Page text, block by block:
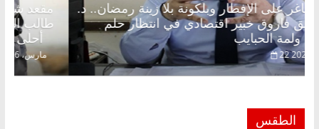
مقعد شاغر على الإفطار وبلكونة بلا زينة رمضان.. د.
عبدالخالق فاروق خبير اقتصادي في انتظار حلم
الحرية ولمة الحبايب
22 فبراير، 2026
الطقس